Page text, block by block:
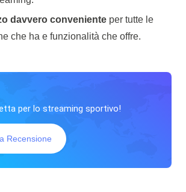
davvero convenienteper tutte le
che ha e funzionalità che offre.
per lo streaming sportivo!
Recensione